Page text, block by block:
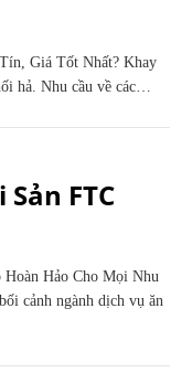
Giá Tốt Nhất? Khay
hả. Nhu cầu về các…
FTC
Hảo Cho Mọi Nhu
cảnh ngành dịch vụ ăn